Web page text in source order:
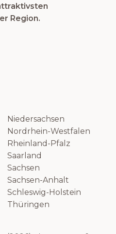
Region.
Niedersachsen
Nordrhein-Westfalen
Rheinland-Pfalz
Saarland
Sachsen
Sachsen-Anhalt
Schleswig-Holstein
Thüringen